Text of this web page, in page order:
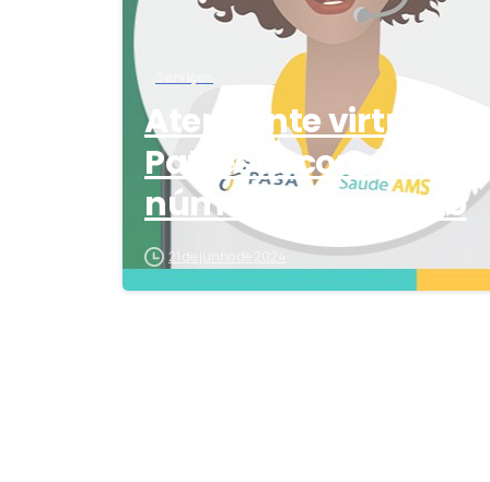
Atendente virtual
Pati está com novo
número de contato
21 de junho de 2024